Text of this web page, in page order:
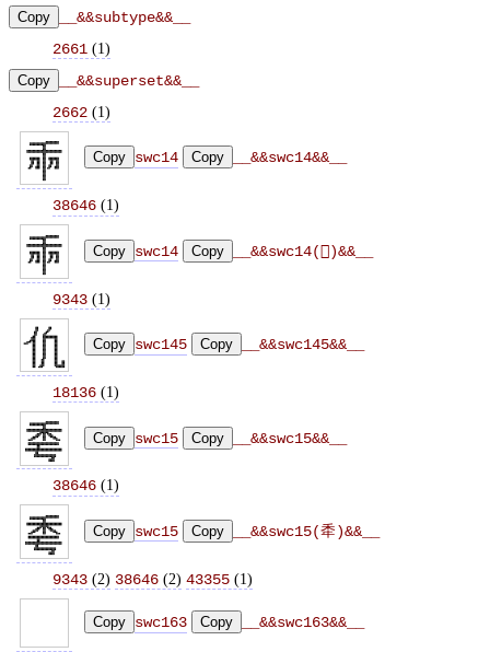
Copy
__&&subtype&&__
2661 (1)
Copy
__&&superset&&__
2662 (1)
Copy swc14 Copy __&&swc14&&__
38646 (1)
Copy swc14 Copy __&&swc14(𠦚)&&__
9343 (1)
Copy swc145 Copy __&&swc145&&__
18136 (1)
Copy swc15 Copy __&&swc15&&__
38646 (1)
Copy swc15 Copy __&&swc15(䄵)&&__
9343 (2) 38646 (2) 43355 (1)
Copy swc163 Copy __&&swc163&&__